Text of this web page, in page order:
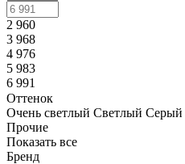
2 960
3 968
4 976
5 983
6 991
Оттенок
Очень светлый Светлый Серый
Прочие
Показать все
Бренд